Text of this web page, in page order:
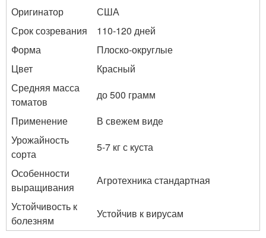
Оригинатор
США
Срок созревания
110-120 дней
Форма
Плоско-округлые
Цвет
Красный
Средняя масса
томатов
до 500 грамм
Применение
В свежем виде
Урожайность
сорта
5-7 кг с куста
Особенности
выращивания
Агротехника стандартная
Устойчивость к
болезням
Устойчив к вирусам